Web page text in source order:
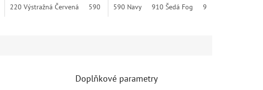
950 Eben 990 Černá
220 Výstražná Červená 590 Navy 910 Šedá Fog 950 Eben
590 Navy 910 Šedá Fog 950 Eben
Doplňkové parametry